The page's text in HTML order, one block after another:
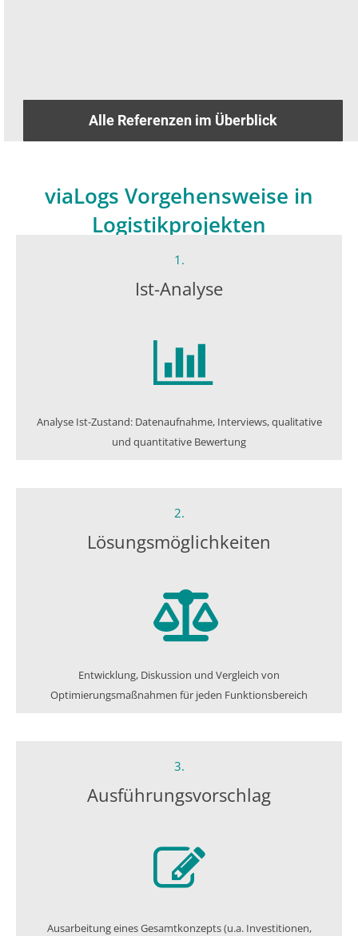
Alle Referenzen im Überblick
viaLogs Vorgehensweise in
Logistikprojekten
1.
Ist-Analyse
Analyse Ist-Zustand: Datenaufnahme, Interviews, qualitative
und quantitative Bewertung
2.
Lösungs­möglichkeiten
Entwicklung, Diskussion und Vergleich von
Optimierungsmaßnahmen für jeden Funktionsbereich
3.
Ausführungs­vorschlag
Ausarbeitung eines Gesamtkonzepts (u.a. Investitionen,